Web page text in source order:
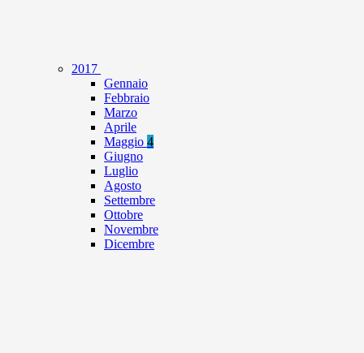
2017
Gennaio
Febbraio
Marzo
Aprile
Maggio 4
Giugno
Luglio
Agosto
Settembre
Ottobre
Novembre
Dicembre